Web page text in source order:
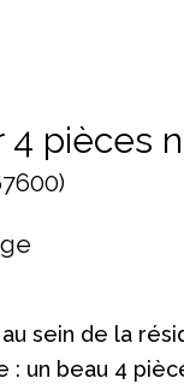
4 pièces
sein de la
: un beau 4